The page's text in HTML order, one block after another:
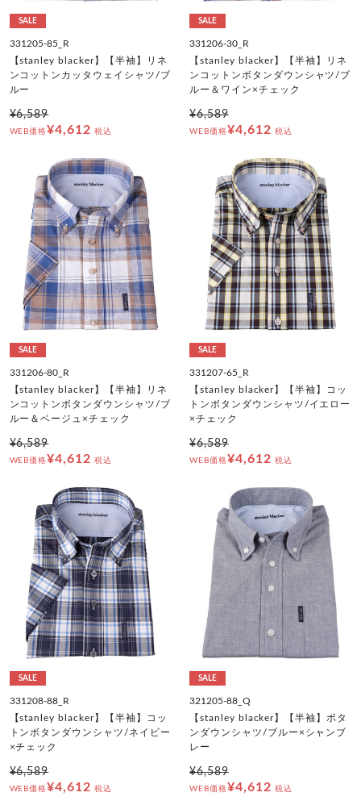
SALE
331205-85_R
【stanley blacker】【半袖】リネ
ンコットンカッタウェイシャツ/ブ
ルー
¥6,589
WEB価格¥4,612 税込
SALE
331206-30_R
【stanley blacker】【半袖】リネ
ンコットンボタンダウンシャツ/ブ
ルー＆ワイン×チェック
¥6,589
WEB価格¥4,612 税込
SALE
331206-80_R
【stanley blacker】【半袖】リネ
ンコットンボタンダウンシャツ/ブ
ルー＆ベージュ×チェック
¥6,589
WEB価格¥4,612 税込
SALE
331207-65_R
【stanley blacker】【半袖】コッ
トンボタンダウンシャツ/イエロー
×チェック
¥6,589
WEB価格¥4,612 税込
SALE
331208-88_R
【stanley blacker】【半袖】コッ
トンボタンダウンシャツ/ネイビー
×チェック
¥6,589
WEB価格¥4,612 税込
SALE
321205-88_Q
【stanley blacker】【半袖】ボタ
ンダウンシャツ/ブルー×シャンブ
レー
¥6,589
WEB価格¥4,612 税込